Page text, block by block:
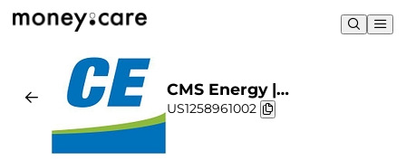
CMS Energy |
Nachhaltigkeit & Chart
US1258961002